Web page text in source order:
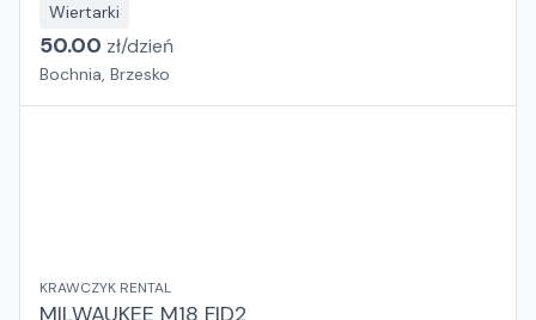
Wiertarki
50.00 zł/dzień
Bochnia, Brzesko
KRAWCZYK RENTAL
MILWAUKEE M18 FID2